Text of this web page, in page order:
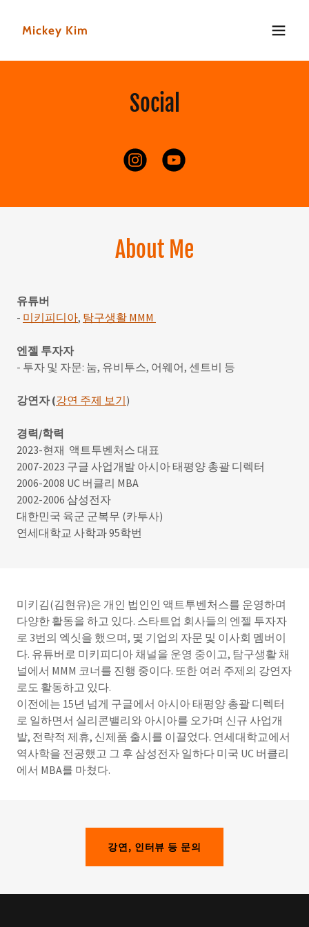
Mickey Kim
Social
About Me
유튜버
- 미키피디아, 탐구생활 MMM
엔젤 투자자
- 투자 및 자문: 눔, 유비투스, 어웨어, 센트비 등
강연자 (강연 주제 보기)
경력/학력
2023-현재 액트투벤처스 대표
2007-2023 구글 사업개발 아시아 태평양 총괄 디렉터
2006-2008 UC 버클리 MBA
2002-2006 삼성전자
대한민국 육군 군복무 (카투사)
연세대학교 사학과 95학번
미키김(김현유)은 개인 법인인 액트투벤처스를 운영하며
다양한 활동을 하고 있다. 스타트업 회사들의 엔젤 투자자
로 3번의 엑싯을 했으며, 몇 기업의 자문 및 이사회 멤버이
다. 유튜버로 미키피디아 채널을 운영 중이고, 탐구생활 채
널에서 MMM 코너를 진행 중이다. 또한 여러 주제의 강연자
로도 활동하고 있다.
이전에는 15년 넘게 구글에서 아시아 태평양 총괄 디렉터
로 일하면서 실리콘밸리와 아시아를 오가며 신규 사업개
발, 전략적 제휴, 신제품 출시를 이끌었다. 연세대학교에서
역사학을 전공했고 그 후 삼성전자 일하다 미국 UC 버클리
에서 MBA를 마쳤다.
강연, 인터뷰 등 문의